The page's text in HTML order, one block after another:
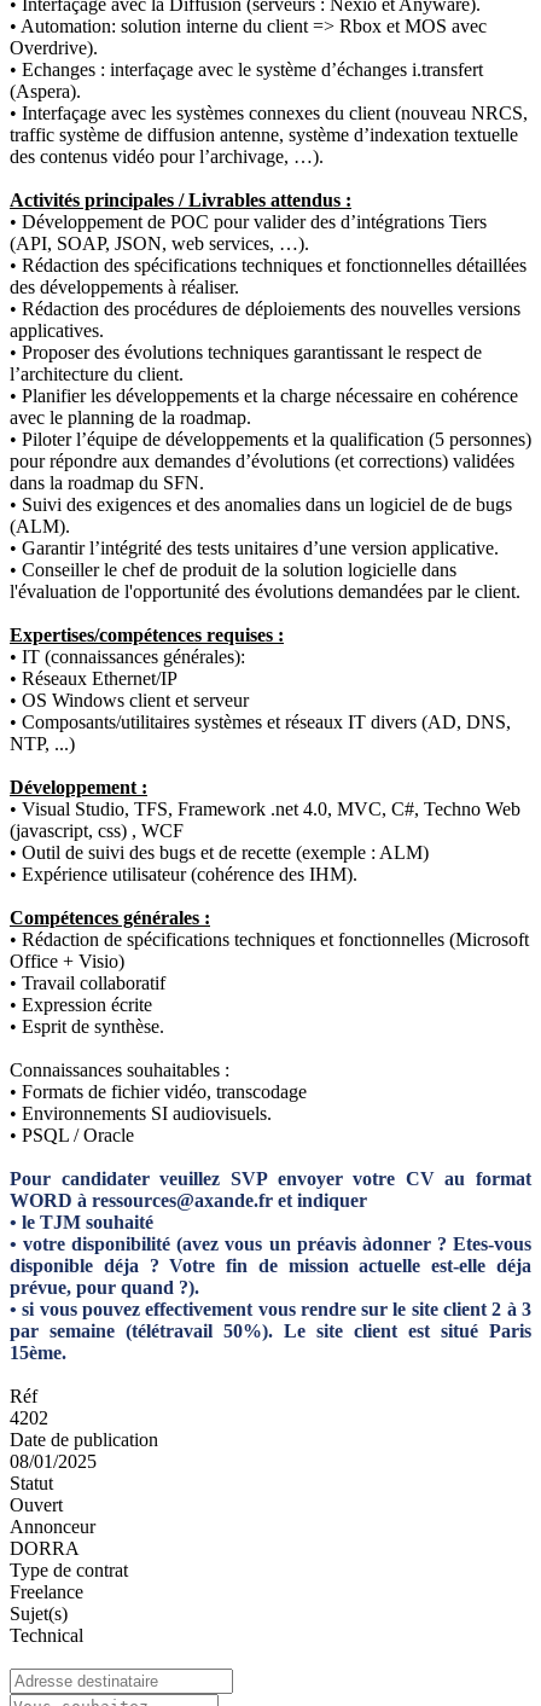
• Automation: solution interne du client => Rbox et MOS avec
Overdrive).
• Echanges : interfaçage avec le système d’échanges i.transfert
(Aspera).
• Interfaçage avec les systèmes connexes du client (nouveau NRCS,
traffic système de diffusion antenne, système d’indexation textuelle
des contenus vidéo pour l’archivage, …).
Activités principales / Livrables attendus :
• Développement de POC pour valider des d’intégrations Tiers
(API, SOAP, JSON, web services, …).
• Rédaction des spécifications techniques et fonctionnelles détaillées
des développements à réaliser.
• Rédaction des procédures de déploiements des nouvelles versions
applicatives.
• Proposer des évolutions techniques garantissant le respect de
l’architecture du client.
• Planifier les développements et la charge nécessaire en cohérence
avec le planning de la roadmap.
• Piloter l’équipe de développements et la qualification (5 personnes)
pour répondre aux demandes d’évolutions (et corrections) validées
dans la roadmap du SFN.
• Suivi des exigences et des anomalies dans un logiciel de de bugs
(ALM).
• Garantir l’intégrité des tests unitaires d’une version applicative.
• Conseiller le chef de produit de la solution logicielle dans
l'évaluation de l'opportunité des évolutions demandées par le client.
Expertises/compétences requises :
• IT (connaissances générales):
• Réseaux Ethernet/IP
• OS Windows client et serveur
• Composants/utilitaires systèmes et réseaux IT divers (AD, DNS,
NTP, ...)
Développement :
• Visual Studio, TFS, Framework .net 4.0, MVC, C#, Techno Web
(javascript, css) , WCF
• Outil de suivi des bugs et de recette (exemple : ALM)
• Expérience utilisateur (cohérence des IHM).
Compétences générales :
• Rédaction de spécifications techniques et fonctionnelles (Microsoft
Office + Visio)
• Travail collaboratif
• Expression écrite
• Esprit de synthèse.
Connaissances souhaitables :
• Formats de fichier vidéo, transcodage
• Environnements SI audiovisuels.
• PSQL / Oracle
Pour candidater veuillez SVP envoyer votre CV au format
WORD à ressources@axande.fr et indiquer
• le TJM souhaité
• votre disponibilité (avez vous un préavis àdonner ? Etes-vous
disponible déja ? Votre fin de mission actuelle est-elle déja
prévue, pour quand ?).
• si vous pouvez effectivement vous rendre sur le site client 2 à 3
par semaine (télétravail 50%). Le site client est situé Paris
15ème.
Réf
4202
Date de publication
08/01/2025
Statut
Ouvert
Annonceur
DORRA
Type de contrat
Freelance
Sujet(s)
Technical